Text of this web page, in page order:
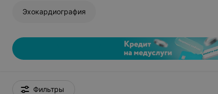
Эхокардиография
Фильтры